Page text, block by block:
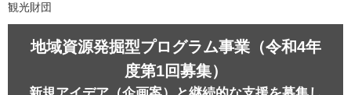
観光財団
地域資源発掘型プログラム事業（令和4年
度第1回募集）